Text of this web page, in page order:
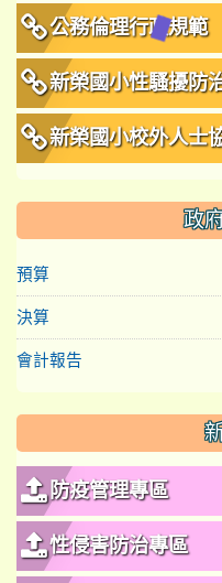
公務倫理行政規範
新榮國小性騷擾防
新榮國小校外人士
政
預算
決算
會計報告
防疫管理專區
性侵害防治專區